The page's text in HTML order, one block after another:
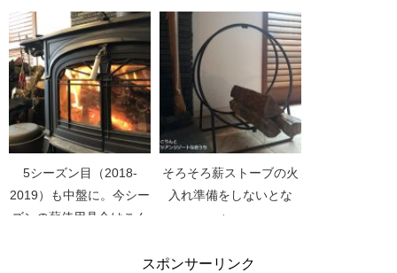
5シーズン目（2018-
2019）も中盤に。今シー
ズンの薪使用具合はこん
そろそろ薪ストーブの火
入れ準備をしないとな
ぁ。
スポンサーリンク